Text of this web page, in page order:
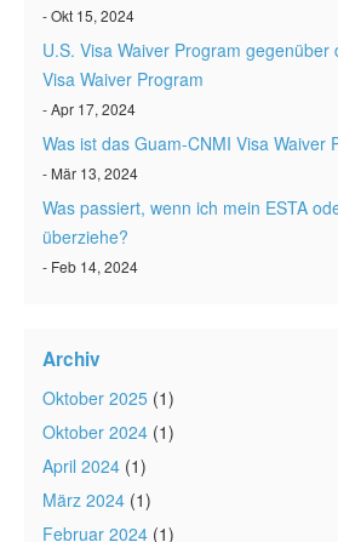
- Okt 15, 2024
U.S. Visa Waiver Program gegenüber
Visa Waiver Program
- Apr 17, 2024
Was ist das Guam-CNMI Visa Waiver
- Mär 13, 2024
Was passiert, wenn ich mein ESTA
überziehe?
- Feb 14, 2024
Archiv
Oktober 2025 (1)
Oktober 2024 (1)
April 2024 (1)
März 2024 (1)
Februar 2024 (1)